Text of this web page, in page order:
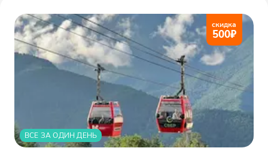
скидка
500₽
ВСЕ ЗА ОДИН ДЕНЬ